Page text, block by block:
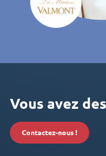
Vous avez
Contactez-nous !